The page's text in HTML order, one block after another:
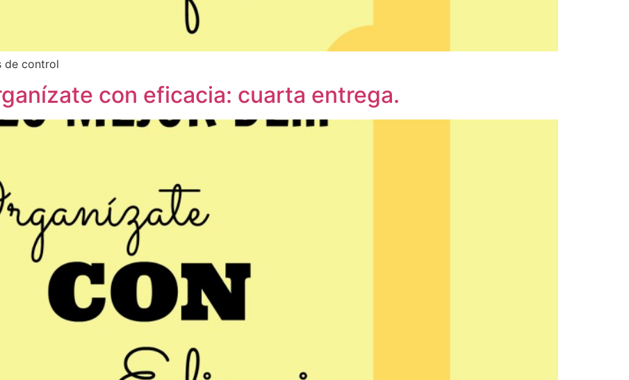
de control
con eficacia: cuarta entrega.